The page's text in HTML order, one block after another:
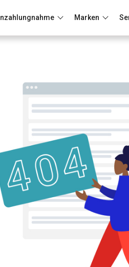
Inzahlungnahme Marken